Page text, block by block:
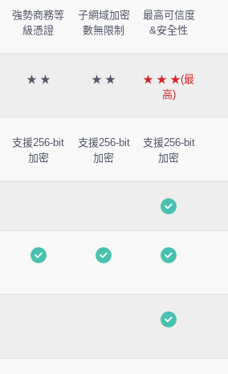
強勢商務等
級憑證
子網域加密
數無限制
最高可信度
&安全性
★ ★ ★ ★
★ ★ ★(最
高)
支援256-bit
加密
支援256-bit
加密
支援256-bit
加密